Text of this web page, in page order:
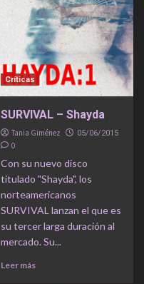
Críticas
SURVIVAL – Shayda
Tania Giménez 05/06/2015
0
Con su nuevo disco
titulado "Shayda", los
norteamericanos
SURVIVAL lanzan el que es
su tercer larga duración al
mercado. Su...
Leer más